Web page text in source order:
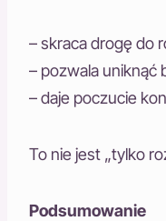
– skraca drogę do
– pozwala uniknąć
– daje poczucie
To nie jest „tylko
Podsumowanie